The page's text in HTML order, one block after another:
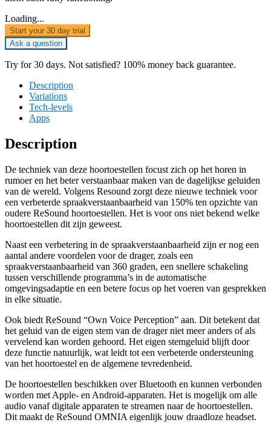
Loading...
Start your 30 day trial
Ask a question
Try for 30 days. Not satisfied? 100% money back guarantee.
Description
Variations
Tech-levels
Apps
Description
De techniek van deze hoortoestellen focust zich op het horen in
rumoer en het beter verstaanbaar maken van de dagelijkse geluiden
van de wereld. Volgens Resound zorgt deze nieuwe techniek voor
een verbeterde spraakverstaanbaarheid van 150% ten opzichte van
oudere ReSound hoortoestellen. Het is voor ons niet bekend welke
hoortoestellen dit zijn geweest.
Naast een verbetering in de spraakverstaanbaarheid zijn er nog een
aantal andere voordelen voor de drager, zoals een
spraakverstaanbaarheid van 360 graden, een snellere schakeling
tussen verschillende programma’s in de automatische
omgevingsadaptie en een betere focus op het voeren van gesprekken
in elke situatie.
Ook biedt ReSound “Own Voice Perception” aan. Dit betekent dat
het geluid van de eigen stem van de drager niet meer anders of als
vervelend kan worden gehoord. Het eigen stemgeluid blijft door
deze functie natuurlijk, wat leidt tot een verbeterde ondersteuning
van het hoortoestel en de algemene tevredenheid.
De hoortoestellen beschikken over Bluetooth en kunnen verbonden
worden met Apple- en Android-apparaten. Het is mogelijk om alle
audio vanaf digitale apparaten te streamen naar de hoortoestellen.
Dit maakt de ReSound OMNIA eigenlijk jouw draadloze headset.